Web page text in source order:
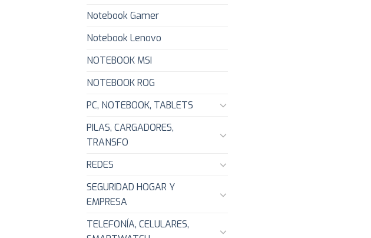
Notebook Gamer
Notebook Lenovo
NOTEBOOK MSI
NOTEBOOK ROG
PC, NOTEBOOK, TABLETS
PILAS, CARGADORES,
TRANSFO
REDES
SEGURIDAD HOGAR Y
EMPRESA
TELEFONÍA, CELULARES,